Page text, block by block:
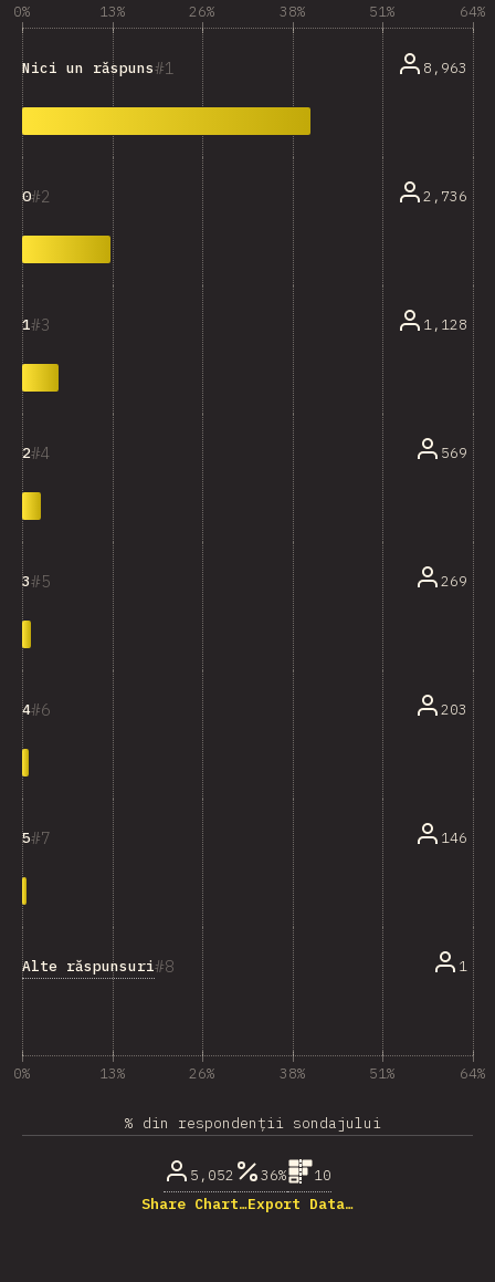
0% 13% 26% 38% 51% 64%
1
Nici un răspuns 8,963
2
0 2,736
3
1 1,128
4
2 569
5
3 269
6
4 203
7
5 146
8
Alte răspunsuri 1
0% 13% 26% 38% 51% 64%
% din respondenții sondajului
5,052 36%
10
Share Chart…Export Data…